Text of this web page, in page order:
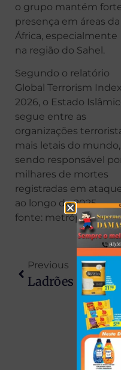
o grupo mantém
presença em áreas da
África, especialmente
na região do Sahel.
Segundo o relatório
Global Terrorism Index
2026, o Estado
segue entre as
organizações
mais letais do mundo,
sendo responsável
milhares de mortes
registradas em
ao longo de 2025.
fonte: metrópoles
Previous